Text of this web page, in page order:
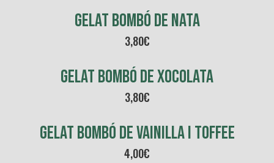
gelat bombó de nata
3,80€
gelat bombó de xocolata
3,80€
gelat bombó de vainilla i toffee
4,00€